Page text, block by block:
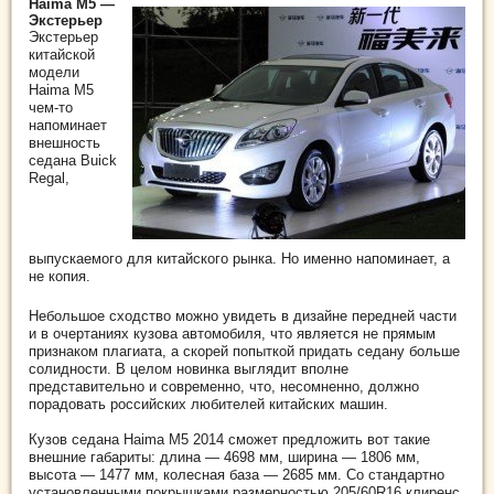
Haima M5 —
Экстерьер
Экстерьер
китайской
модели
Haima M5
чем-то
напоминает
внешность
седана Buick
Regal,
выпускаемого для китайского рынка. Но именно напоминает, а
не копия.
Небольшое сходство можно увидеть в дизайне передней части
и в очертаниях кузова автомобиля, что является не прямым
признаком плагиата, а скорей попыткой придать седану больше
солидности. В целом новинка выглядит вполне
представительно и современно, что, несомненно, должно
порадовать российских любителей китайских машин.
Кузов седана Haima M5 2014 сможет предложить вот такие
внешние габариты: длина — 4698 мм, ширина — 1806 мм,
высота — 1477 мм, колесная база — 2685 мм. Со стандартно